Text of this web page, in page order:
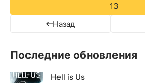
Назад
13
Последние обновления
Hell is Us